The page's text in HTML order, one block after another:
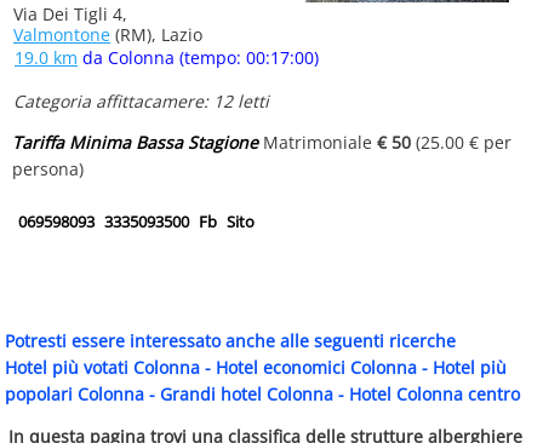
Via Dei Tigli 4,
Valmontone (RM), Lazio
19.0 km da Colonna (tempo: 00:17:00)
Categoria affittacamere: 12 letti
Tariffa Minima Bassa StagioneMatrimoniale € 50 (25.00 € per
persona)
069598093 3335093500 Fb Sito
Potresti essere interessato anche alle seguenti ricerche
Hotel più votati Colonna - Hotel economici Colonna - Hotel più
popolari Colonna - Grandi hotel Colonna - Hotel Colonna centro
In questa pagina trovi una classifica delle strutture alberghiere